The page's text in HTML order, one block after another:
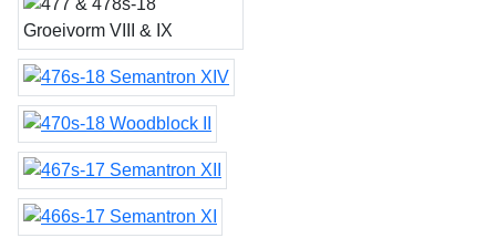
Groeivormen VIII, IX, X &
XI
Semantron XIV
Woodblock II
Semantron XII